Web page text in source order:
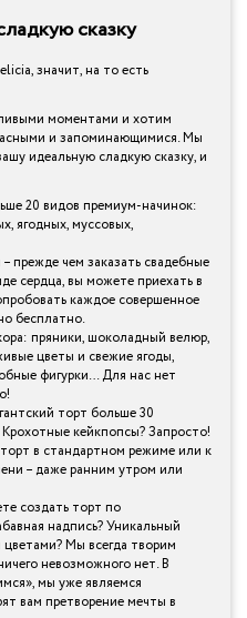
сказку
значит, на то есть
моментами и хотим
и запоминающимися. Мы
идеальную сладкую сказку, и
20 видов премиум-начинок:
ягодных, муссовых,
прежде чем заказать свадебные
сердца, вы можете приехать в
каждое совершенное
бесплатно.
пряники, шоколадный велюр,
цветы и свежие ягоды,
фигурки… Для нас нет
торт больше 30
кейкпопсы? Запросто!
в стандартном режиме или к
– даже ранним утром или
создать торт по
надпись? Уникальный
Мы всегда творим
невозможного нет. В
мы уже являемся
вам претворение мечты в